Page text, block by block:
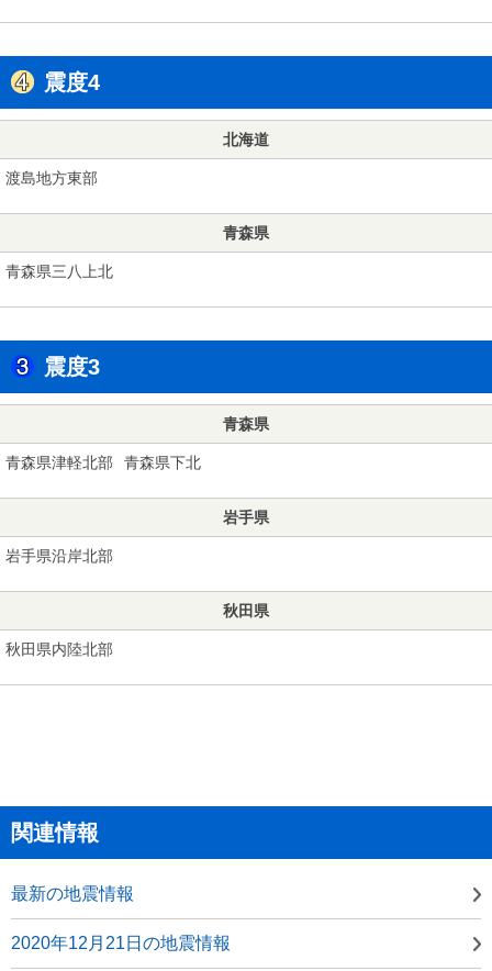
震度4
北海道
渡島地方東部
青森県
青森県三八上北
震度3
青森県
青森県津軽北部 青森県下北
岩手県
岩手県沿岸北部
秋田県
秋田県内陸北部
関連情報
最新の地震情報
2020年12月21日の地震情報